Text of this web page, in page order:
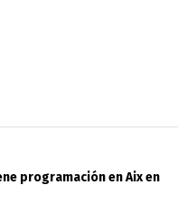
programación en Aix en